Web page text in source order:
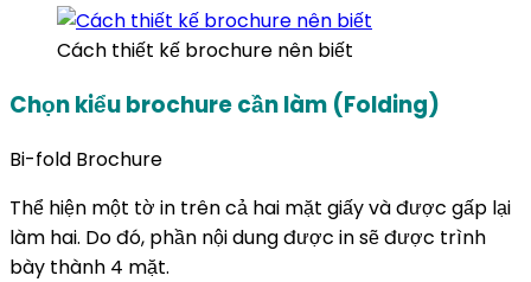
Cách thiết kế brochure nên biết
Chọn kiểu brochure cần làm (Folding)
Bi-fold Brochure
Thể hiện một tờ in trên cả hai mặt giấy và được gấp lại
làm hai. Do đó, phần nội dung được in sẽ được trình
bày thành 4 mặt.